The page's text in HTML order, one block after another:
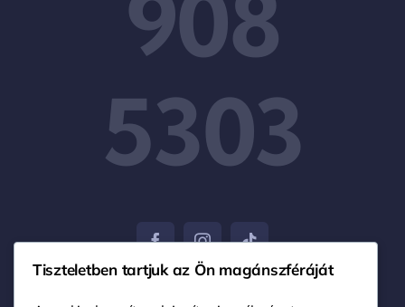
908
5303
Tiszteletben tartjuk az Ön magánszféráját